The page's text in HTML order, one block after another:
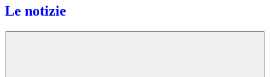
Le notizie